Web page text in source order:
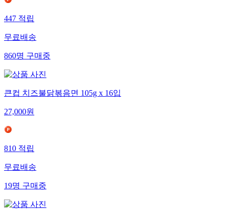
447 적립
무료배송
860명 구매중
큰컵 치즈불닭볶음면 105g x 16입
27,000원
810 적립
무료배송
19명 구매중